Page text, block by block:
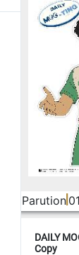
Parution
DAILY
Copy